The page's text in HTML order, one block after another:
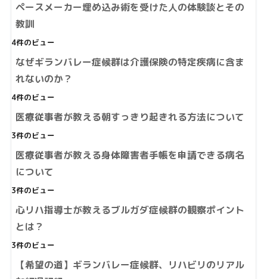
ペースメーカー埋め込み術を受けた人の体験談とその
教訓
4件のビュー
なぜギランバレー症候群は介護保険の特定疾病に含ま
れないのか？
4件のビュー
医療従事者が教える朝すっきり起きれる方法について
3件のビュー
医療従事者が教える身体障害者手帳を申請できる病名
について
3件のビュー
心リハ指導士が教えるブルガダ症候群の観察ポイント
とは？
3件のビュー
【希望の道】ギランバレー症候群、リハビリのリアル